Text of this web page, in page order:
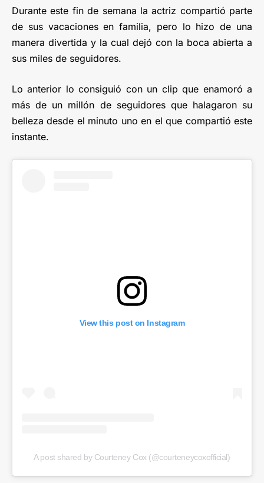
Durante este fin de semana la actriz compartió parte
de sus vacaciones en familia, pero lo hizo de una
manera divertida y la cual dejó con la boca abierta a
sus miles de seguidores.
Lo anterior lo consiguió con un clip que enamoró a
más de un millón de seguidores que halagaron su
belleza desde el minuto uno en el que compartió este
instante.
View this post on Instagram
A post shared by Courteney Cox (@courteneycoxofficial)